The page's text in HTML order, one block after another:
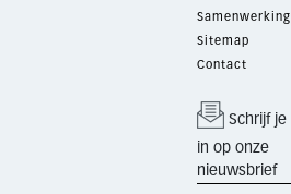
Samenwerking
Sitemap
Contact
Schrijf je
in op onze
nieuwsbrief